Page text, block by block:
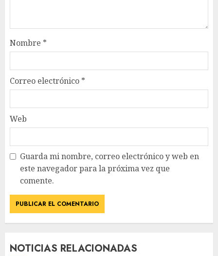
Nombre *
Correo electrónico *
Web
Guarda mi nombre, correo electrónico y web en
este navegador para la próxima vez que
comente.
NOTICIAS RELACIONADAS